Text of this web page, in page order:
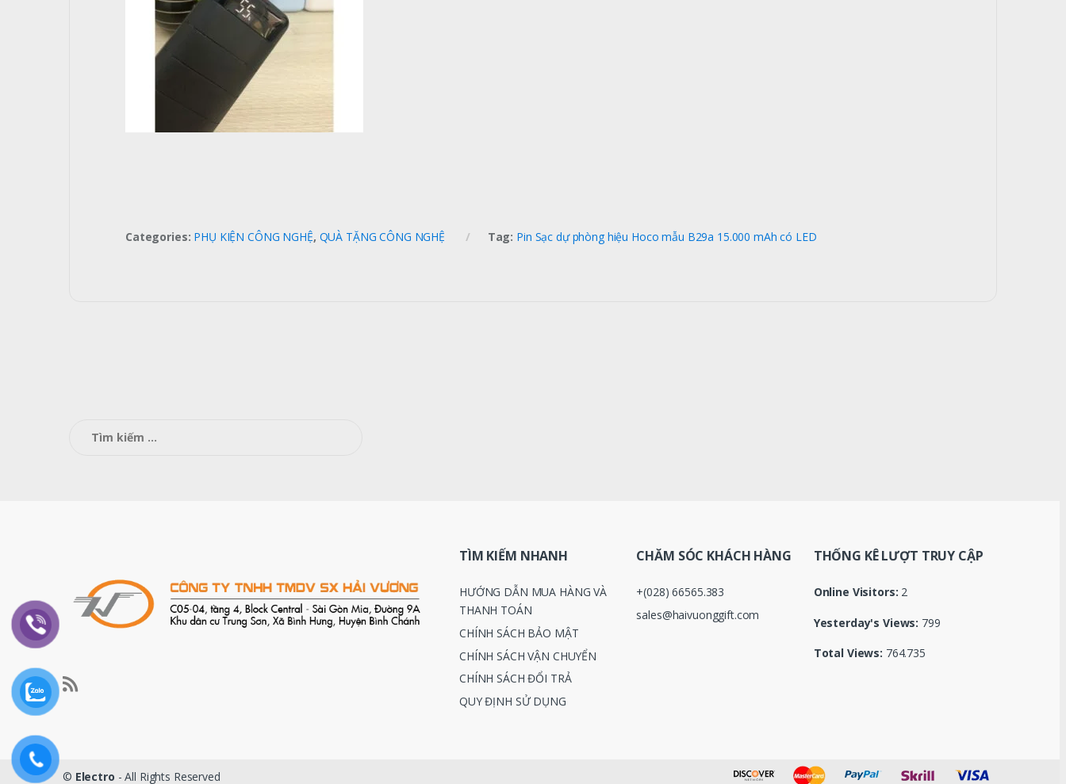
Categories: PHỤ KIỆN CÔNG NGHỆ, QUÀ TẶNG CÔNG NGHỆ Tag: Pin Sạc dự phòng hiệu Hoco mẫu B29a 15.000 mAh có LED
kiếm
TÌM KIẾM NHANH
HƯỚNG DẪN MUA HÀNG VÀ
THANH TOÁN
CHÍNH SÁCH BẢO MẬT
CHÍNH SÁCH VẬN CHUYỂN
CHÍNH SÁCH ĐỔI TRẢ
QUY ĐỊNH SỬ DỤNG
CHĂM SÓC KHÁCH HÀNG
+(028) 66565.383
sales@haivuonggift.com
THỐNG KÊ LƯỢT TRUY CẬP
Online Visitors: 2
Yesterday's Views: 799
Total Views: 764.735
© Electro - All Rights Reserved